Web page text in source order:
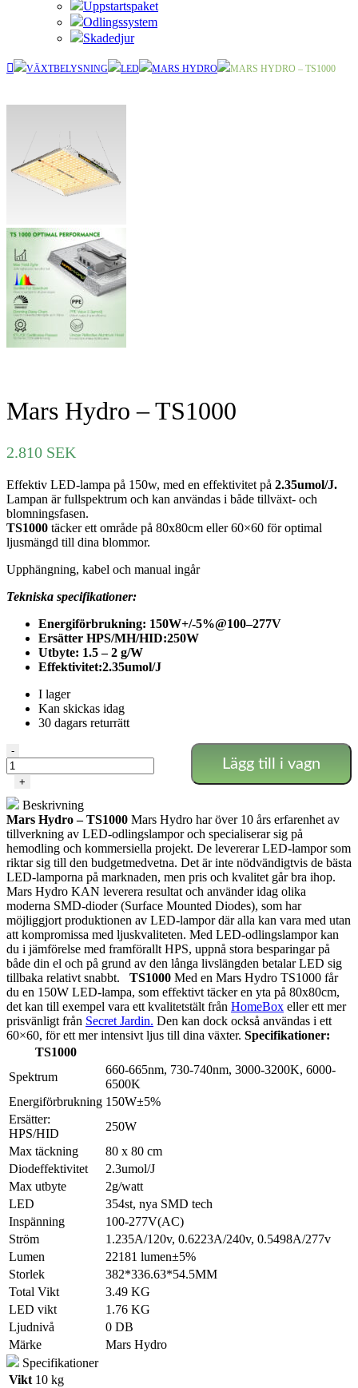
Uppstartspaket
Odlingssystem
Skadedjur
VÄXTBELYSNING LED MARS HYDRO MARS HYDRO – TS1000
Mars Hydro – TS1000
2.810 SEK
Effektiv LED-lampa på 150w, med en effektivitet på 2.35umol/J.
Lampan är fullspektrum och kan användas i både tillväxt- och
blomningsfasen.
TS1000 täcker ett område på 80x80cm eller 60×60 för optimal
ljusmängd till dina blommor.
Upphängning, kabel och manual ingår
Tekniska specifikationer:
Energiförbrukning: 150W+/-5%@100–277V
Ersätter HPS/MH/HID:250W
Utbyte: 1.5 – 2 g/W
Effektivitet:2.35umol/J
I lager
Kan skickas idag
30 dagars returrätt
Mars
Hydro
–
mängd
-
+
Lägg till i vagn
Beskrivning
Mars Hydro – TS1000 Mars Hydro har över 10 års erfarenhet av
tillverkning av LED-odlingslampor och specialiserar sig på
hemodling och kommersiella projekt. De levererar LED-lampor som
riktar sig till den budgetmedvetna. Det är inte nödvändigtvis de bästa
LED-lamporna på marknaden, men pris och kvalitet går bra ihop.
Mars Hydro KAN leverera resultat och använder idag olika
moderna SMD-dioder (Surface Mounted Diodes), som har
möjliggjort produktionen av LED-lampor där alla kan vara med utan
att kompromissa med ljuskvaliteten. Med LED-odlingslampor kan
du i jämförelse med framförallt HPS, uppnå stora besparingar på
både din el och på grund av den långa livslängden betalar LED sig
tillbaka relativt snabbt. TS1000 Med en Mars Hydro TS1000 får
du en 150W LED-lampa, som effektivt täcker en yta på 80x80cm,
det kan till exempel vara ett kvalitetstält från HomeBox eller ett mer
prisvänligt från Secret Jardin. Den kan dock också användas i ett
60×60, för ett mer intensivt ljus till dina växter. Specifikationer:
TS1000
Spektrum
660-665nm, 730-740nm, 3000-3200K, 6000-
6500K
Energiförbrukning 150W±5%
Ersätter:
HPS/HID
250W
Max täckning
80 x 80 cm
Diodeffektivitet
2.3umol/J
Max utbyte
2g/watt
LED
354st, nya SMD tech
Inspänning
100-277V(AC)
Ström
1.235A/120v, 0.6223A/240v, 0.5498A/277v
Lumen
22181 lumen±5%
Storlek
382*336.63*54.5MM
Total Vikt
3.49 KG
LED vikt
1.76 KG
Ljudnivå
0 DB
Märke
Mars Hydro
Specifikationer
Vikt 10 kg